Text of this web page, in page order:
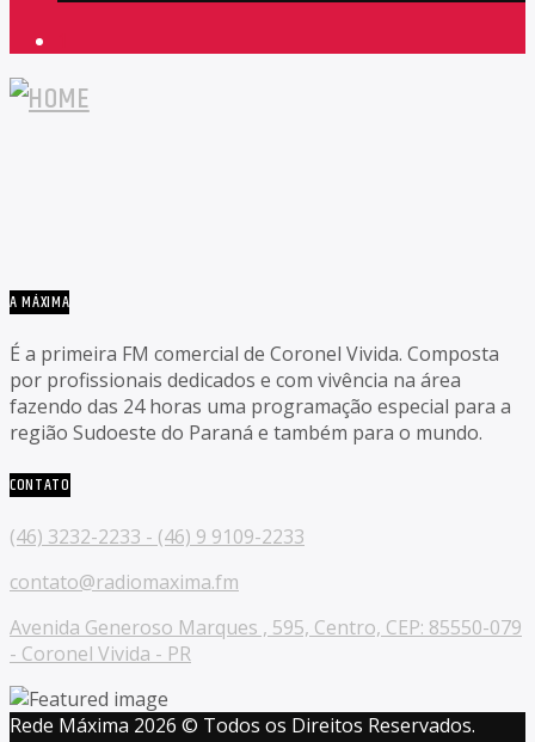
A MÁXIMA
É a primeira FM comercial de Coronel Vivida. Composta
por profissionais dedicados e com vivência na área
fazendo das 24 horas uma programação especial para a
região Sudoeste do Paraná e também para o mundo.
CONTATO
(46) 3232-2233 - (46) 9 9109-2233
contato@radiomaxima.fm
Avenida Generoso Marques , 595, Centro, CEP: 85550-079
- Coronel Vivida - PR
Rede Máxima 2026 © Todos os Direitos Reservados.